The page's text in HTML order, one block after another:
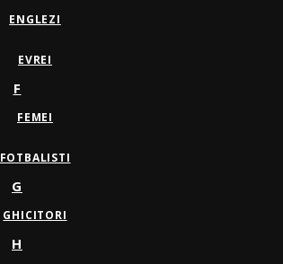
ENGLEZI
EVREI
F
FEMEI
FOTBALISTI
G
GHICITORI
H